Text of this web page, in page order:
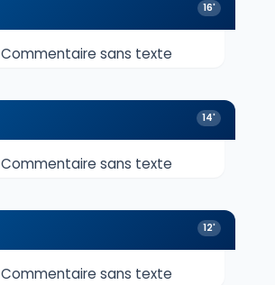
16'
Commentaire sans texte
14'
Commentaire sans texte
12'
Commentaire sans texte